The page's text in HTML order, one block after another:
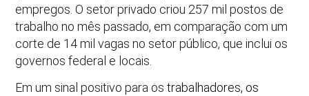
empregos. O setor privado criou 257 mil postos de
trabalho no mês passado, em comparação com um
corte de 14 mil vagas no setor público, que inclui os
governos federal e locais.
Em um sinal positivo para os trabalhadores, os